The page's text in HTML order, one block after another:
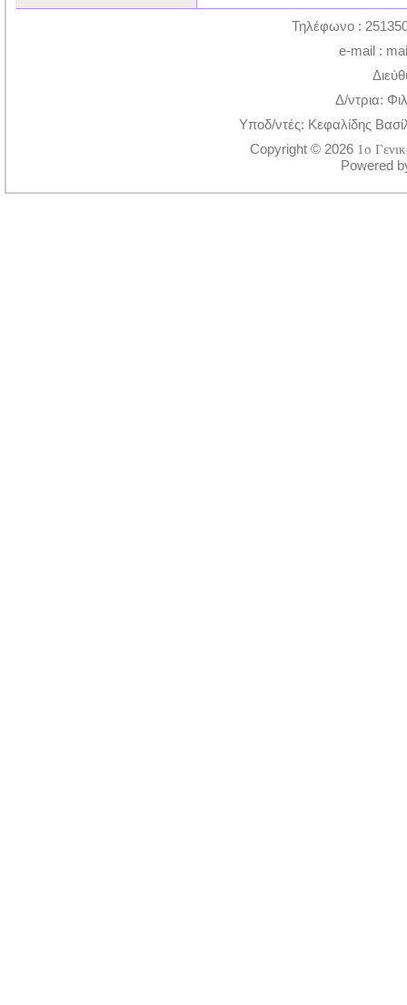
Τηλέφωνο :
e-mail :
Δ/ντρια:
Υποδ/ντές: Κεφαλίδης
Copyright © 2026 1ο
Powered